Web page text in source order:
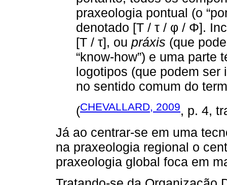
praxeologia pontual (o
denotado [T / τ / φ / Φ].
[T / τ], ou práxis (que
“know-how”) e uma
logotipos (que podem ser
no sentido comum do
(CHEVALLARD, 2009, p. 4,
Já ao centrar-se em uma
na praxeologia regional o
praxeologia global foca em